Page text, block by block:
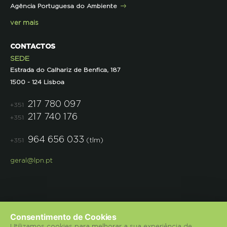
Semana do Jornalismo de Ambiente 2023
Agência Portuguesa do Ambiente
ver mais
CONTACTOS
SEDE
Estrada do Calhariz de Benfica, 187
1500 - 124 Lisboa
+351 217 780 097
+351 217 740 176
+351 964 656 033 (tlm)
geral@lpn.pt
Consentimento de Cookies